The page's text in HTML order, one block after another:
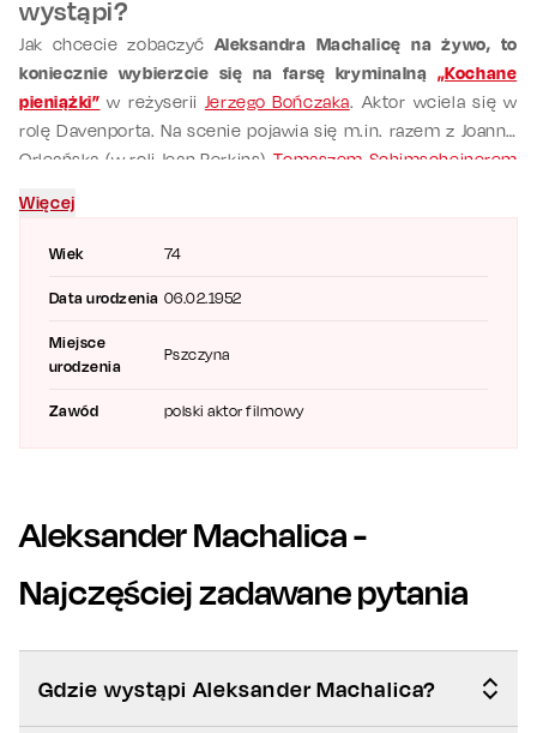
Wiek 74
Data urodzenia 06.02.1952
Miejsce
urodzenia
Pszczyna
Zawód polski aktor filmowy
wystąpi?
Jak chcecie zobaczyć Aleksandra Machalicę na żywo, to
koniecznie wybierzcie się na farsę kryminalną „Kochane
pieniążki” w reżyserii Jerzego Bończaka. Aktor wciela się w
rolę Davenporta. Na scenie pojawia się m.in. razem z Joanną
Orleańską (w roli Jean Perkins),Tomaszem Schimscheinerem
Spektakl to rozbudowana intryga zgubionej teczki pieniędzy
prowadzi do komicznych nieporozumień z policjantami.
Więcej
Aleksander Machalica-
Najczęściej zadawane pytania
Gdzie wystąpi Aleksander Machalica?